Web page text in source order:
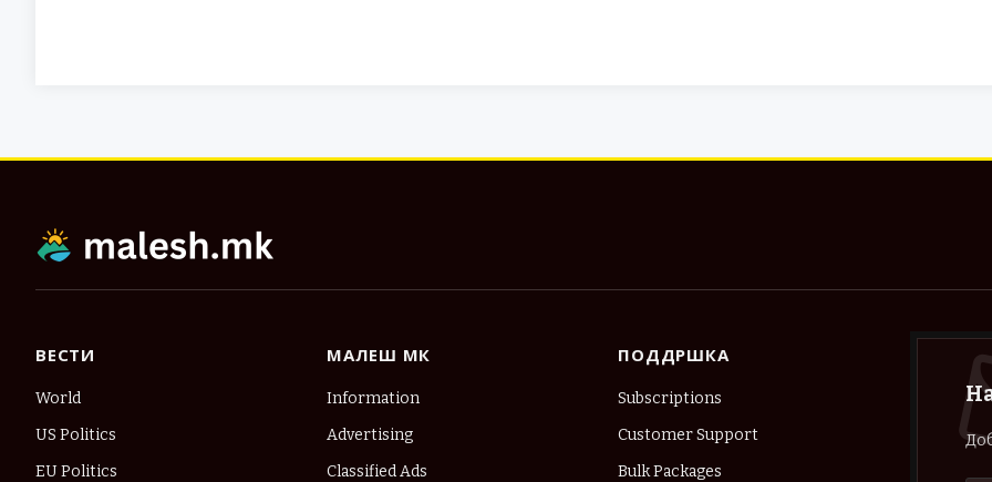
ВЕСТИ
World
US Politics
EU Politics
МАЛЕШ МК
Information
Advertising
Classified Ads
ПОДДРШКА
Subscriptions
Customer Support
Bulk Packages